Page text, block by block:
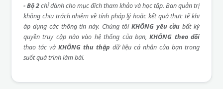
- Bộ 2chỉ dành cho mục đích tham khảo và học tập. Ban quản trị
không chịu trách nhiệm về tính pháp lý hoặc kết quả thực tế khi
áp dụng các thông tin này. Chúng tôi KHÔNG yêu cầu bất kỳ
quyền truy cập nào vào hệ thống của bạn,KHÔNG theo dõi
thao tác và KHÔNG thu thập dữ liệu cá nhân của bạn trong
suốt quá trình làm bài.